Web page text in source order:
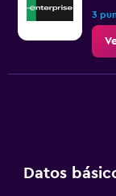
3
Datos